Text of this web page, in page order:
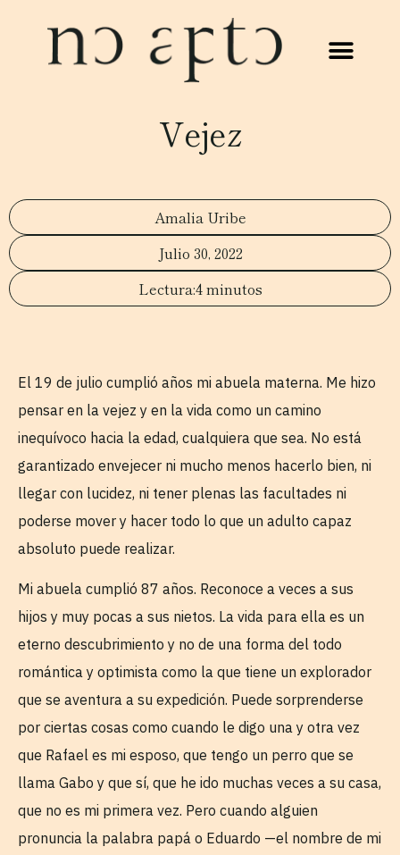
Vejez
Amalia Uribe
Julio 30, 2022
4 minutos
El 19 de julio cumplió años mi abuela materna. Me hizo
pensar en la vejez y en la vida como un camino
inequívoco hacia la edad, cualquiera que sea. No está
garantizado envejecer ni mucho menos hacerlo bien, ni
llegar con lucidez, ni tener plenas las facultades ni
poderse mover y hacer todo lo que un adulto capaz
absoluto puede realizar.
Mi abuela cumplió 87 años. Reconoce a veces a sus
hijos y muy pocas a sus nietos. La vida para ella es un
eterno descubrimiento y no de una forma del todo
romántica y optimista como la que tiene un explorador
que se aventura a su expedición. Puede sorprenderse
por ciertas cosas como cuando le digo una y otra vez
que Rafael es mi esposo, que tengo un perro que se
llama Gabo y que sí, que he ido muchas veces a su casa,
que no es mi primera vez. Pero cuando alguien
pronuncia la palabra papá o Eduardo —el nombre de mi